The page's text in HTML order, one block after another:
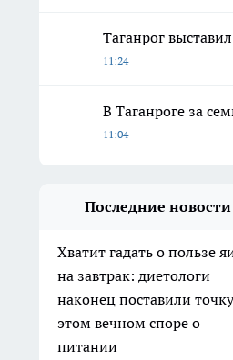
Таганрог
11:24
В Таганроге за
11:04
Последние новости
Хватит гадать о пользе
на завтрак: диетологи
наконец поставили
этом вечном споре о
питании